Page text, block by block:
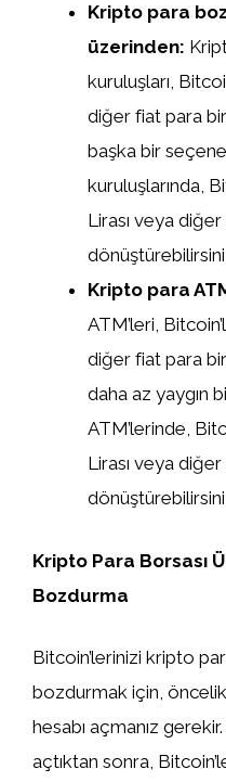
Kripto para
üzerinden:
kuruluşları,
diğer fiat para
başka bir
kuruluşlarında,
Lirası veya
Kripto para
ATM’leri,
diğer fiat para
daha az yaygın
ATM’lerinde,
Lirası veya
Kripto Para Borsası
Bozdurma
Bitcoin’lerinizi kripto
bozdurmak için,
hesabı açmanız
açtıktan sonra,